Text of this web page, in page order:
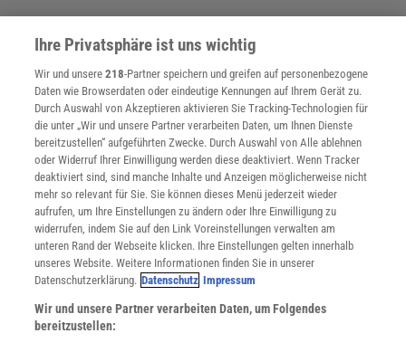
SPONSORED
PARTNERINHALTE
Anzeige
Ihre Privatsphäre ist uns wichtig
Wir und unsere218-Partner speichern und greifen auf personenbezogene
Daten wie Browserdaten oder eindeutige Kennungen auf Ihrem Gerät zu.
Durch Auswahl von Akzeptieren aktivieren Sie Tracking-Technologien für
die unter „Wir und unsere Partner verarbeiten Daten, um Ihnen Dienste
bereitzustellen“ aufgeführten Zwecke. Durch Auswahl von Alle ablehnen
oder Widerruf Ihrer Einwilligung werden diese deaktiviert. Wenn Tracker
deaktiviert sind, sind manche Inhalte und Anzeigen möglicherweise nicht
mehr so relevant für Sie. Sie können dieses Menü jederzeit wieder
aufrufen, um Ihre Einstellungen zu ändern oder Ihre Einwilligung zu
widerrufen, indem Sie auf den Link Voreinstellungen verwalten am
unteren Rand der Webseite klicken. Ihre Einstellungen gelten innerhalb
unseres Website. Weitere Informationen finden Sie in unserer
Datenschutzerklärung. Datenschutz Impressum
Wir und unsere Partner verarbeiten Daten, um Folgendes
bereitzustellen: